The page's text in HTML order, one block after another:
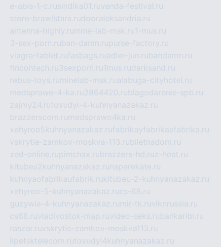
e-abis-1-c.rusindika01.ruvenda-festival.ru
store-brawlstars.rudooraleksandria.ru
antenna-highly.ru mine-lab-msk.ru1-mus.ru
3-sex-porn.ruban-damn.rupurse-factory.ru
viagra-tablet.rufasbags.ruadler-jun.rubandamn.ru
fincontech.ru3sexporn.ru1mus.rudarksand.ru
rebus-toys.ru minelab-msk.rualabuga-cityhotel.ru
medsprawo-4-ka.ru2864420.rublagodarenie-spb.ru
zajmy24.rutovudyi-4-kuhnyanazakaz.ru
brazzerscom.ru medsprawo4ka.ru
xehyroo5kuhnyanazakaz.rufabrikayfabrikaefabrika.ru
vskrytie-zamkov-moskva-113.rubiletnadom.ru
zed-online.rupimchax.rubrazzers-hd.ruz-host.ru
kitubeu2kuhnyanazakaz.ru naperekate.ru
kuhnyaofabrikaufabrik.rukitubeu-2-kuhnyanazakaz.ru
xehyroo-5-kuhnyanazakaz.rucs-68.ru
guzywia-4-kuhnyanazakaz.ru mir-tk.ruvlknrussia.ru
cs68.ruvladivostok-map.ruvideo-seks.rubankaribi.ru
raszar.ruvskrytie-zamkov-moskva113.ru
lipetsktelecom.rutovudyi4kuhnyanazakaz.ru